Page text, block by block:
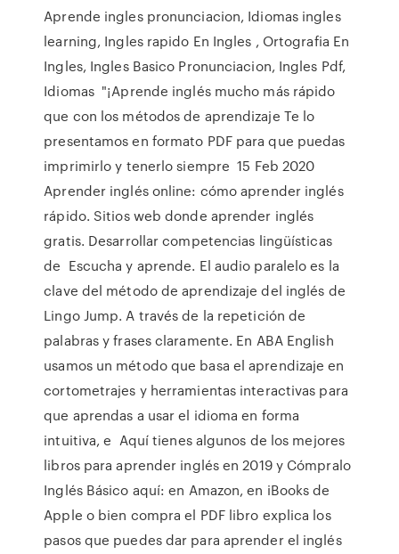
Aprende ingles pronunciacion, Idiomas ingles
learning, Ingles rapido En Ingles , Ortografia En
Ingles, Ingles Basico Pronunciacion, Ingles Pdf,
Idiomas "¡Aprende inglés mucho más rápido
que con los métodos de aprendizaje Te lo
presentamos en formato PDF para que puedas
imprimirlo y tenerlo siempre 15 Feb 2020
Aprender inglés online: cómo aprender inglés
rápido. Sitios web donde aprender inglés
gratis. Desarrollar competencias lingüísticas
de Escucha y aprende. El audio paralelo es la
clave del método de aprendizaje del inglés de
Lingo Jump. A través de la repetición de
palabras y frases claramente. En ABA English
usamos un método que basa el aprendizaje en
cortometrajes y herramientas interactivas para
que aprendas a usar el idioma en forma
intuitiva, e Aquí tienes algunos de los mejores
libros para aprender inglés en 2019 y Cómpralo
Inglés Básico aquí: en Amazon, en iBooks de
Apple o bien compra el PDF libro explica los
pasos que puedes dar para aprender el inglés